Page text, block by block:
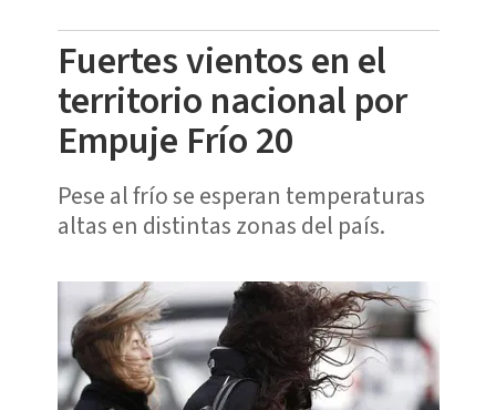
Fuertes vientos en el
territorio nacional por
Empuje Frío 20
Pese al frío se esperan temperaturas
altas en distintas zonas del país.